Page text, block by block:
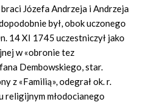
Józefa Andrzeja i Andrzeja
był, obok uczonego
14 XI 1745 uczestniczył jako
w «obronie tez
Dembowskiego, star.
z «Familią», odegrał ok. r.
młodocianego